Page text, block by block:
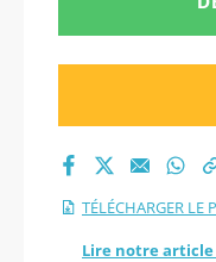
TÉLÉCHARGER LE
Lire notre article